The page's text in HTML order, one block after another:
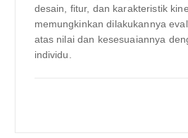
desain, fitur, dan karakteristik
memungkinkan dilakukannya
atas nilai dan kesesuaiannya
individu.